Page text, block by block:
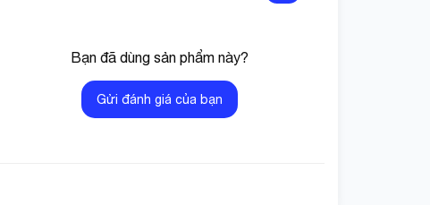
Bạn đã dùng sản phẩm này?
Gửi đánh giá của bạn